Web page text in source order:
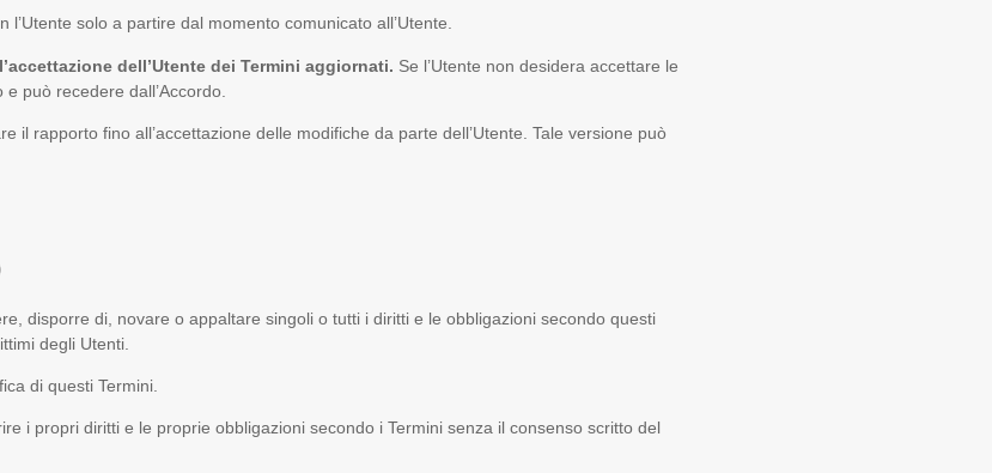
solo a partire dal momento comunicato all’Utente.
dell’Utente dei Termini aggiornati. Se l’Utente non desidera accettare le
può recedere dall’Accordo.
il rapporto fino all’accettazione delle modifiche da parte dell’Utente. Tale versione può
disporre di, novare o appaltare singoli o tutti i diritti e le obbligazioni secondo questi
degli Utenti.
di questi Termini.
i propri diritti e le proprie obbligazioni secondo i Termini senza il consenso scritto del